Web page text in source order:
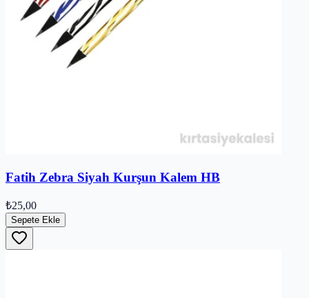
Fatih Zebra Siyah Kurşun Kalem HB
₺25,00
Sepete Ekle